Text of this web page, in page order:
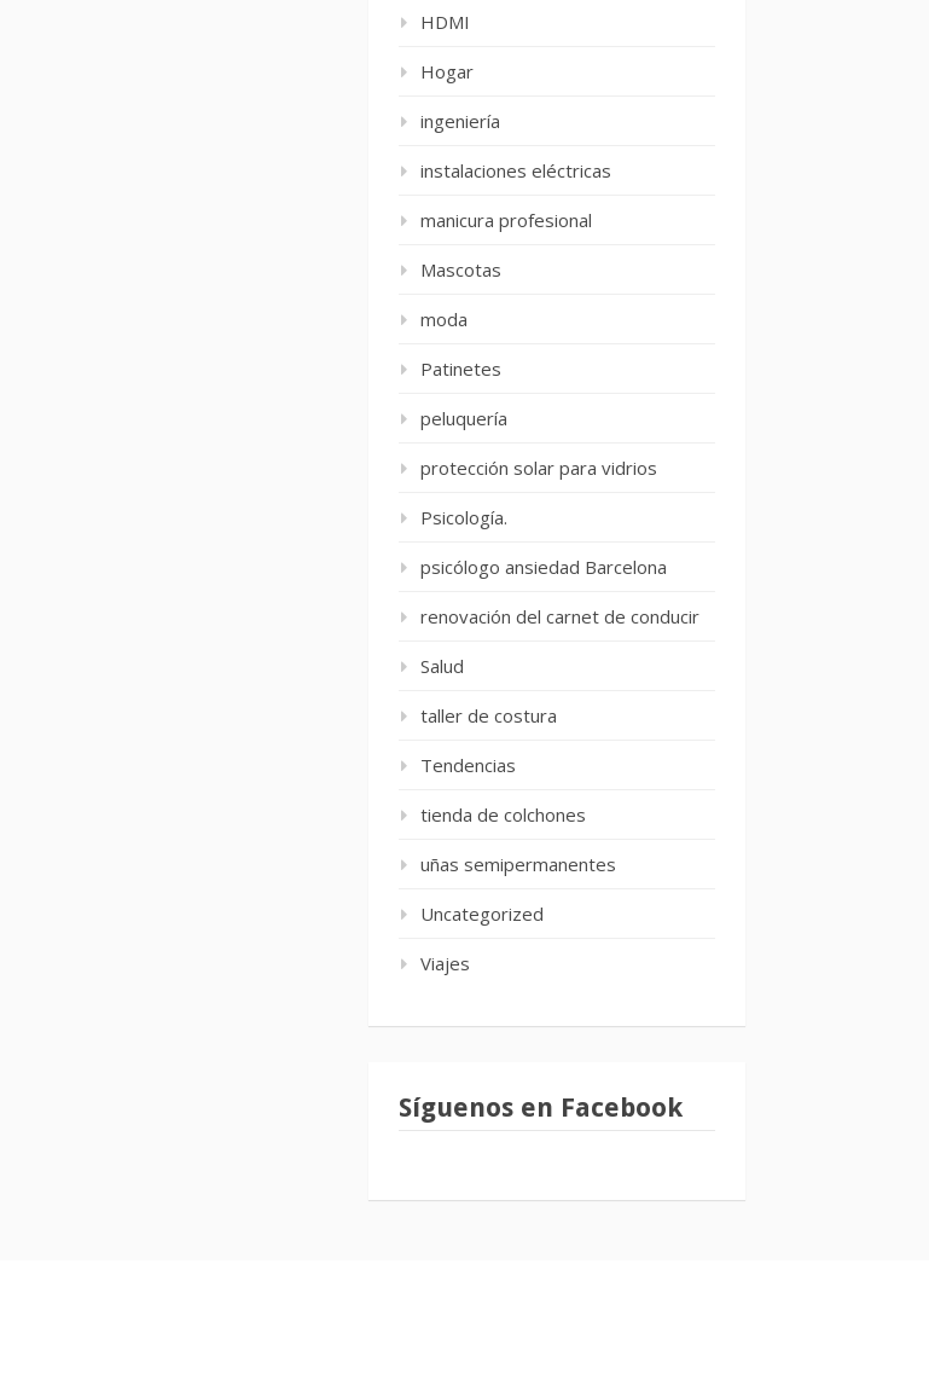
HDMI
Hogar
ingeniería
instalaciones eléctricas
manicura profesional
Mascotas
moda
Patinetes
peluquería
protección solar para vidrios
Psicología.
psicólogo ansiedad Barcelona
renovación del carnet de conducir
Salud
taller de costura
Tendencias
tienda de colchones
uñas semipermanentes
Uncategorized
Viajes
Síguenos en Facebook